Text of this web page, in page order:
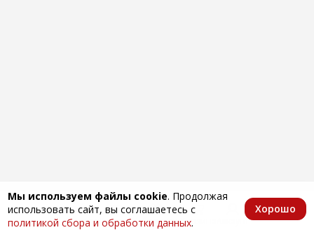
Мы используем файлы cookie. Продолжая
использовать сайт, вы соглашаетесь с
политикой сбора и обработки данных.
Хорошо
Главная КаталогИзбранноеКорзина Аккаунт